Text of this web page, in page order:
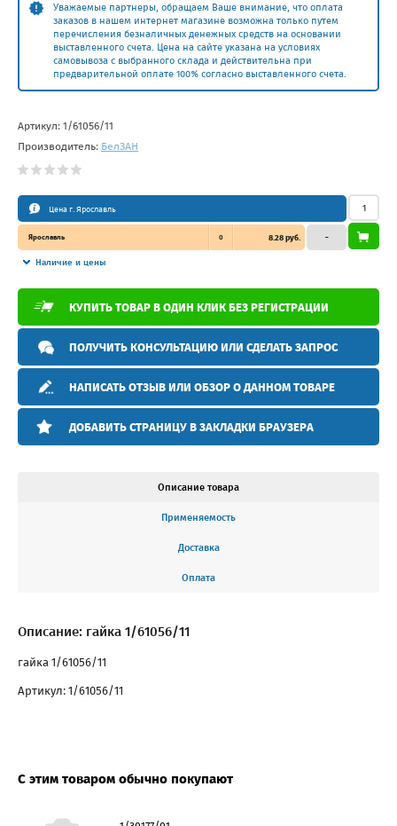
Уважаемые партнеры, обращаем Ваше внимание, что оплата
заказов в нашем интернет магазине возможна только путем
перечисления безналичных денежных средств на основании
выставленного счета. Цена на сайте указана на условиях
самовывоза с выбранного склада и действительна при
предварительной оплате 100% согласно выставленного счета.
Артикул: 1/61056/11
Производитель: БелЗAН
Цена г. Ярославль
Ярославль 0 8.28 руб.
Наличие и цены
–
КУПИТЬ ТОВАР В ОДИН КЛИК БЕЗ РЕГИСТРАЦИИ
ПОЛУЧИТЬ КОНСУЛЬТАЦИЮ ИЛИ СДЕЛАТЬ ЗАПРОС
НАПИСАТЬ ОТЗЫВ ИЛИ ОБЗОР О ДАННОМ ТОВАРЕ
ДОБАВИТЬ СТРАНИЦУ В ЗАКЛАДКИ БРАУЗЕРА
Описание товара
Применяемость
Доставка
Оплата
Описание: гайка 1/61056/11
гайка 1/61056/11
Артикул: 1/61056/11
С этим товаром обычно покупают